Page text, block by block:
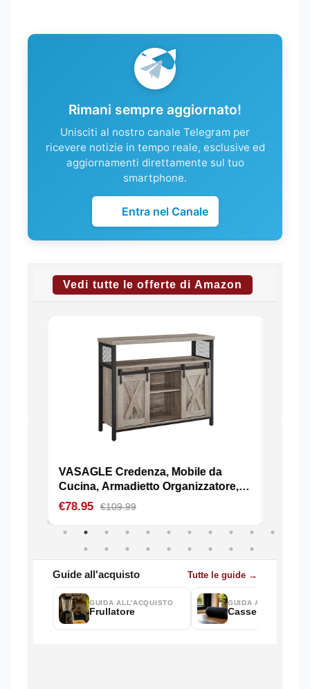
Rimani sempre aggiornato!
Unisciti al nostro canale Telegram per
ricevere notizie in tempo reale, esclusive ed
aggiornamenti direttamente sul tuo
smartphone.
Entra nel Canale